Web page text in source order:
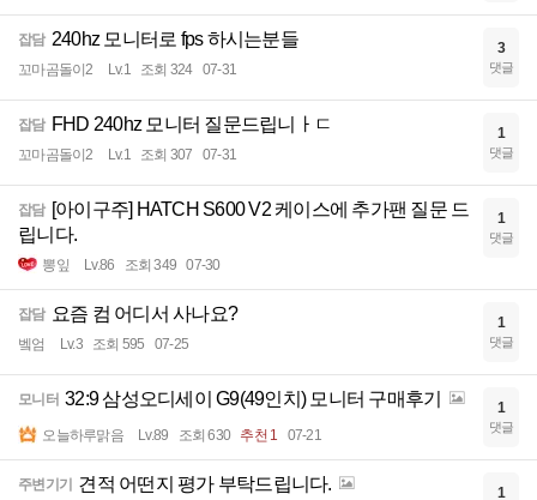
잡담 240hz 모니터로 fps 하시는분들
꼬마곰돌이2 Lv.1 조회 324 07-31
3
댓글
잡담 FHD 240hz 모니터 질문드립니ㅏㄷ
꼬마곰돌이2 Lv.1 조회 307 07-31
1
댓글
잡담 [아이구주] HATCH S600 V2 케이스에 추가팬 질문 드
립니다.
뽕잎 Lv.86 조회 349 07-30
1
댓글
잡담 요즘 컴 어디서 사나요?
벸엄 Lv.3 조회 595 07-25
1
댓글
모니터 32:9 삼성오디세이 G9(49인치) 모니터 구매후기
오늘하루맑음 Lv.89 조회 630 추천 1 07-21
1
댓글
주변기기 견적 어떤지 평가 부탁드립니다. 1